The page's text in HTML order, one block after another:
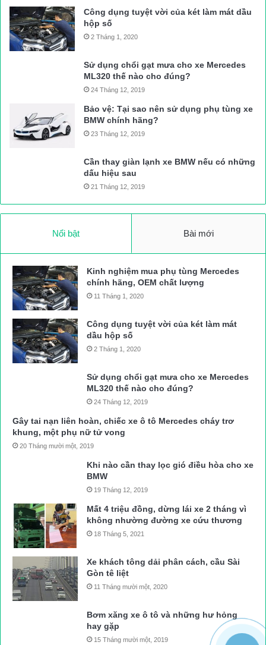
Công dụng tuyệt vời của két làm mát dầu
hộp số
2 Tháng 1, 2020
Sử dụng chổi gạt mưa cho xe Mercedes
ML320 thế nào cho đúng?
24 Tháng 12, 2019
Bảo vệ: Tại sao nên sử dụng phụ tùng xe
BMW chính hãng?
23 Tháng 12, 2019
Cần thay giàn lạnh xe BMW nếu có những
dấu hiệu sau
21 Tháng 12, 2019
Nổi bật Bài mới
Kinh nghiệm mua phụ tùng Mercedes
chính hãng, OEM chất lượng
11 Tháng 1, 2020
Công dụng tuyệt vời của két làm mát
dầu hộp số
2 Tháng 1, 2020
Sử dụng chổi gạt mưa cho xe Mercedes
ML320 thế nào cho đúng?
24 Tháng 12, 2019
Gây tai nạn liên hoàn, chiếc xe ô tô Mercedes cháy trơ
khung, một phụ nữ tử vong
20 Tháng mười một, 2019
Khi nào cần thay lọc gió điều hòa cho xe
BMW
19 Tháng 12, 2019
Mất 4 triệu đồng, dừng lái xe 2 tháng vì
không nhường đường xe cứu thương
18 Tháng 5, 2021
Xe khách tông dải phân cách, cầu Sài
Gòn tê liệt
11 Tháng mười một, 2020
Bơm xăng xe ô tô và những hư hỏng
hay gặp
15 Tháng mười một, 2019